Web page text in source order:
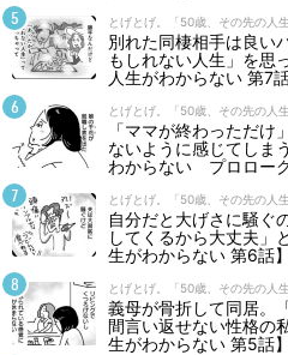
とげとげ。「50歳、その先の人
別れた同棲相手は良い
もしれない人生」を思
人生がわからない 第7話
とげとげ。「50歳、その先の人
「ママが終わっただ
ないように感じてし
わからない プロローグ
とげとげ。「50歳、その先の人
自分だと大げさに騒ぐ
してくるから大丈夫」
生がわからない 第6話】
とげとげ。「50歳、その先の人
義母が骨折して同居。
間言い返せない性格の
生がわからない 第5話】